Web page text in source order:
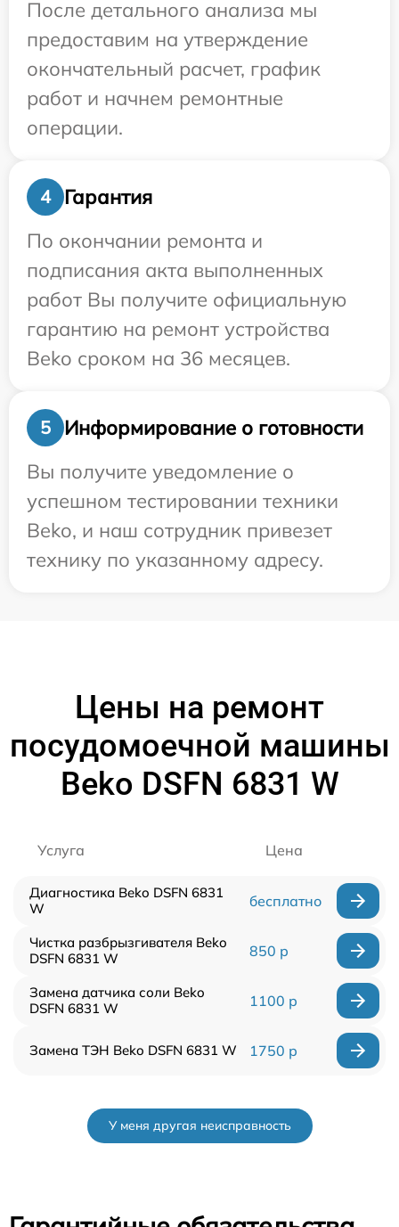
После детального анализа мы
предоставим на утверждение
окончательный расчет, график
работ и начнем ремонтные
операции.
4
Гарантия
По окончании ремонта и
подписания акта выполненных
работ Вы получите официальную
гарантию на ремонт устройства
Beko сроком на 36 месяцев.
5
Информирование о готовности
Вы получите уведомление о
успешном тестировании техники
Beko, и наш сотрудник привезет
технику по указанному адресу.
Цены на ремонт
посудомоечной машины
Beko DSFN 6831 W
Услуга Цена
Диагностика Beko DSFN 6831
W
бесплатно
Чистка разбрызгивателя Beko
DSFN 6831 W
850 р
Замена датчика соли Beko
DSFN 6831 W
1100 р
Замена ТЭН Beko DSFN 6831 W 1750 р
У меня другая неисправность